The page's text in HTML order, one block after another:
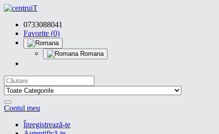
0733088041
Favorite (0)
Romana
Contul meu
Înregistrează-te